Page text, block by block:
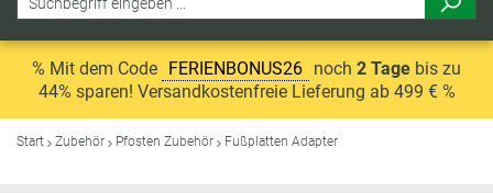
% Mit dem Code FERIENBONUS26 noch 2 Tage bis zu
44% sparen! Versandkostenfreie Lieferung ab 499 € %
Start Zubehör Pfosten Zubehör Fußplatten Adapter